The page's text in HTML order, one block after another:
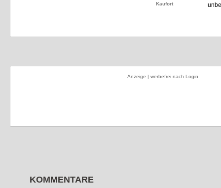
Kaufort
Anzeige | werbefrei nach Login
KOMMENTARE